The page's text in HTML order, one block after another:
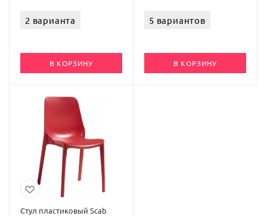
2 варианта
В КОРЗИНУ
5 вариантов
В КОРЗИНУ
Стул пластиковый Scab